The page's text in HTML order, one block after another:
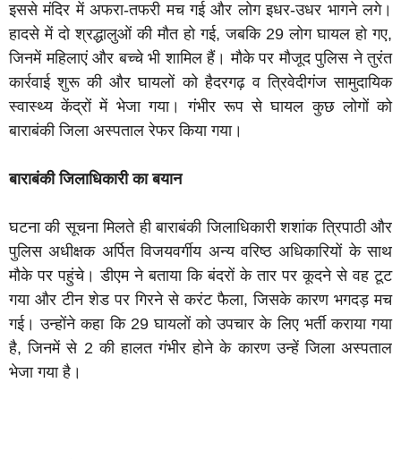
इससे मंदिर में अफरा-तफरी मच गई और लोग इधर-उधर भागने लगे।
हादसे में दो श्रद्धालुओं की मौत हो गई, जबकि 29 लोग घायल हो गए,
जिनमें महिलाएं और बच्चे भी शामिल हैं। मौके पर मौजूद पुलिस ने तुरंत
कार्रवाई शुरू की और घायलों को हैदरगढ़ व त्रिवेदीगंज सामुदायिक
स्वास्थ्य केंद्रों में भेजा गया। गंभीर रूप से घायल कुछ लोगों को
बाराबंकी जिला अस्पताल रेफर किया गया।
बाराबंकी जिलाधिकारी का बयान
घटना की सूचना मिलते ही बाराबंकी जिलाधिकारी शशांक त्रिपाठी और
पुलिस अधीक्षक अर्पित विजयवर्गीय अन्य वरिष्ठ अधिकारियों के साथ
मौके पर पहुंचे। डीएम ने बताया कि बंदरों के तार पर कूदने से वह टूट
गया और टीन शेड पर गिरने से करंट फैला, जिसके कारण भगदड़ मच
गई। उन्होंने कहा कि 29 घायलों को उपचार के लिए भर्ती कराया गया
है, जिनमें से 2 की हालत गंभीर होने के कारण उन्हें जिला अस्पताल
भेजा गया है।